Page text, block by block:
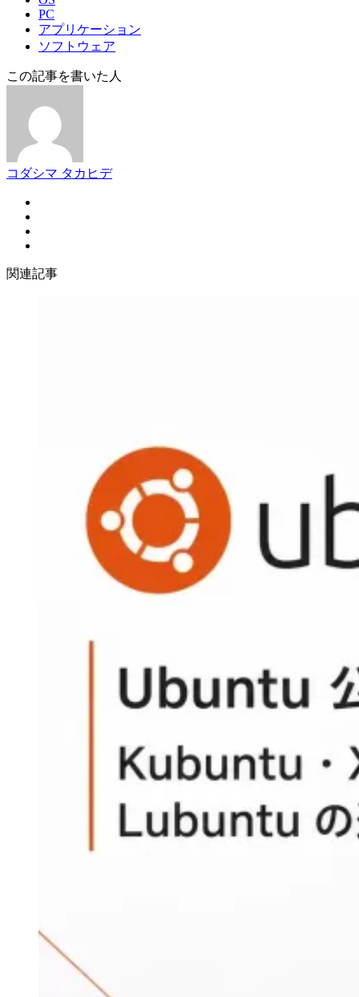
PC
アプリケーション
ソフトウェア
この記事を書いた人
コダシマ タカヒデ
関連記事